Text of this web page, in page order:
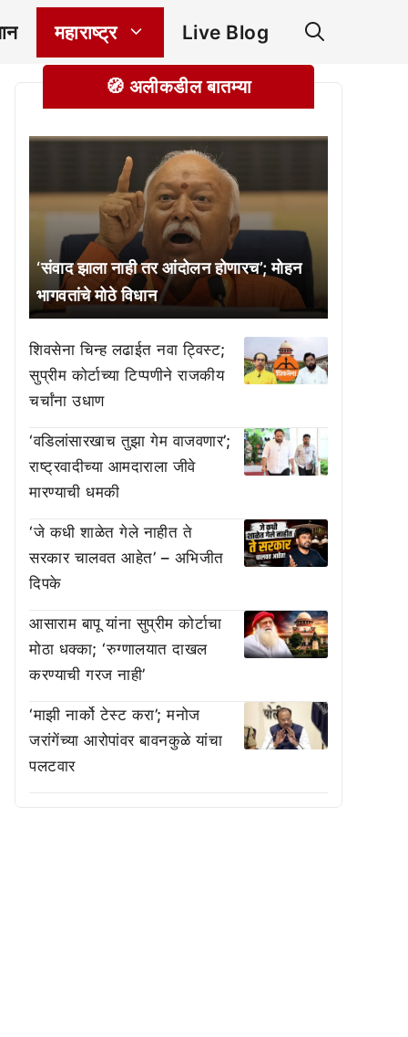
महाराष्ट्र Live Blog
🧭 अलीकडील बातम्या
‘संवाद झाला नाही तर आंदोलन होणारच’; मोहन
भागवतांचे मोठे विधान
शिवसेना चिन्ह लढाईत नवा ट्विस्ट;
सुप्रीम कोर्टाच्या टिप्पणीने राजकीय
चर्चांना उधाण
‘वडिलांसारखाच तुझा गेम वाजवणार’;
राष्ट्रवादीच्या आमदाराला जीवे
मारण्याची धमकी
‘जे कधी शाळेत गेले नाहीत ते
सरकार चालवत आहेत’ – अभिजीत
दिपके
आसाराम बापू यांना सुप्रीम कोर्टाचा
मोठा धक्का; ‘रुग्णालयात दाखल
करण्याची गरज नाही’
‘माझी नार्को टेस्ट करा’; मनोज
जरांगेंच्या आरोपांवर बावनकुळे यांचा
पलटवार